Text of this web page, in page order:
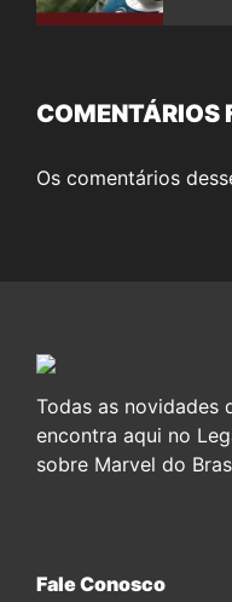
COMENTÁRIOS
Os comentários
Todas as novidades
encontra aqui no
sobre Marvel do
Fale Conosco